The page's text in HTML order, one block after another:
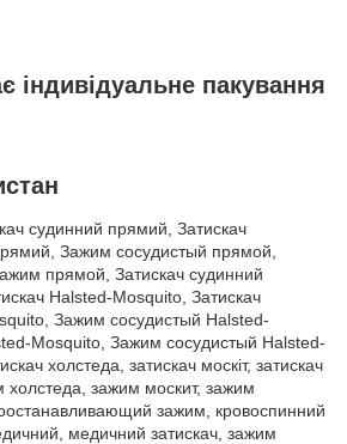
індивідуальне пакування
судинний прямий, Затискач
Зажим сосудистый прямой,
прямой, Затискач судинний
Halsted-Mosquito, Затискач
Зажим сосудистый Halsted-
Mosquito, Зажим сосудистый Halsted-
холстеда, затискач москіт, затискач
холстеда, зажим москит, зажим
зажим, кровоспинний
медичний затискач, зажим